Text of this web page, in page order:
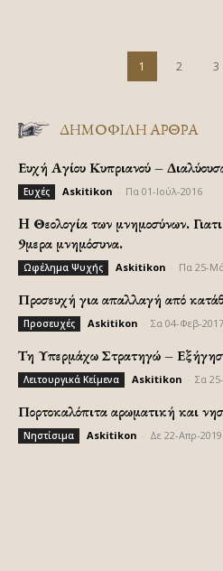
1 2 3
ΔΗΜΟΦΙΛΗ ΑΡΘΡΑ
Ευχή Αγίου Κυπριανού –
Ευχές Askitikon Πα 01-Ιούλ-2016
H Θεολογία των μνημοσύνων.
9μερα μνημόσυνα.
Ωφέλημα Ψυχής Askitikon Πα 25-
Προσευχή για απαλλαγή από
Προσευχές Askitikon Σα 04-Φεβ-2017
Τη Υπερμάχω Στρατηγώ –
Λειτουργικά Κείμενα Askitikon Σα
Πορτοκαλόπιτα αρωματική και
Νηστίσιμα Askitikon Δε 22-Απρ-2019